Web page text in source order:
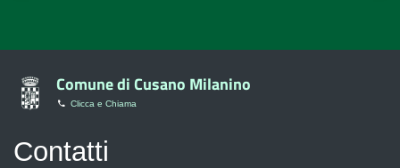
Comune di Cusano Milanino
Clicca e Chiama
Contatti